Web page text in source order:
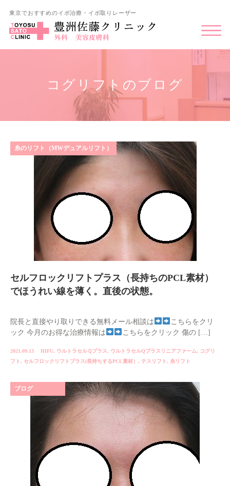
東京でおすすめのイボ治療・イボ取りレーザー
コグリフトのブログ
糸のリフト（MWデュアルリフト）
セルフロックリフトプラス（長持ちのPCL素材）
でほうれい線を薄く。直後の状態。
院長と直接やり取りできる無料メール相談は
こちらをクリ
ック 今月のお得な治療情報は
こちらをクリック 傷の […]
2021.09.13 HIFU, ウルトラセルＱプラス, ウルトラセルQプラスリニアファーム, コグリ
フト, セルフロックリフトプラス(長持ちするPCL素材） , テスリフト, 糸リフト
ブログ